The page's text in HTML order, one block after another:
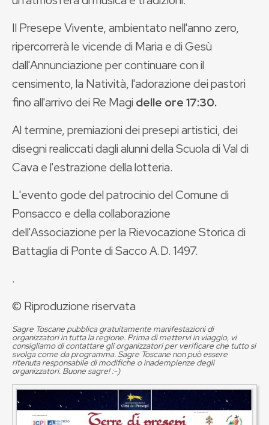
Il Presepe Vivente, ambientato nell'anno zero,
ripercorrerà le vicende di Maria e di Gesù
dall'Annunciazione per continuare con il
censimento, la Natività, l'adorazione dei pastori
fino all'arrivo dei Re Magi delle ore 17:30.
Al termine, premiazioni dei presepi artistici, dei
disegni realiccati dagli alunni della Scuola di Val di
Cava e l'estrazione della lotteria.
L'evento gode del patrocinio del Comune di
Ponsacco e della collaborazione
dell'Associazione per la Rievocazione Storica di
Battaglia di Ponte di Sacco A.D. 1497.
.
© Riproduzione riservata
Sagre Toscane pubblica gratuitamente manifestazioni di
organizzatori in tutta la regione. Prima di mettervi in viaggio, vi
consigliamo di contattare gli organizzatori per verificare che tutto si
svolga come da programma. Sagre Toscane non può essere
ritenuta responsabile di modifiche o inadempienze degli
organizzatori. Buone sagre! :-)